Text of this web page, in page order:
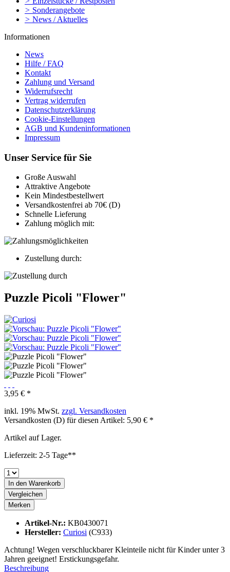
> Sonderangebote
> News / Aktuelles
Informationen
News
Hilfe / FAQ
Kontakt
Zahlung und Versand
Widerrufsrecht
Vertrag widerrufen
Datenschutzerklärung
Cookie-Einstellungen
AGB und Kundeninformationen
Impressum
Unser Service für Sie
Große Auswahl
Attraktive Angebote
Kein Mindestbestellwert
Versandkostenfrei ab 70€ (D)
Schnelle Lieferung
Zahlung möglich mit:
Zustellung durch:
Puzzle Picoli "Flower"
3,95 € *
inkl. 19% MwSt. zzgl. Versandkosten
Versandkosten (D) für diesen Artikel: 5,90 € *
Artikel auf Lager.
Lieferzeit: 2-5 Tage**
In den Warenkorb
Vergleichen
Merken
Artikel-Nr.: KB0430071
Hersteller: Curiosi (C933)
Achtung! Wegen verschluckbarer Kleinteile nicht für Kinder unter 3
Jahren geeignet! Erstickungsgefahr.
Beschreibung